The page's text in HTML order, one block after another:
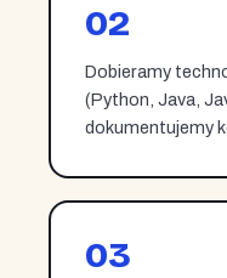
02
Dobieramy
(Python, Java,
dokumentujemy
03